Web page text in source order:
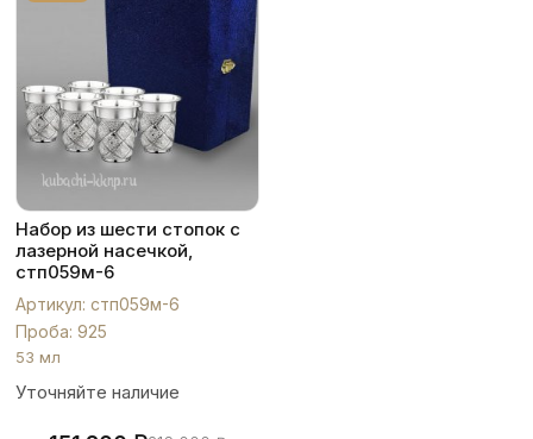
Набор из шести стопок с
лазерной насечкой,
стп059м-6
Артикул: стп059м-6
Проба: 925
53 мл
Уточняйте наличие